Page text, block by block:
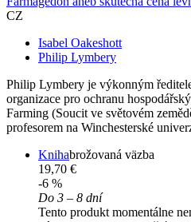
CZ
Isabel Oakeshott
Philip Lymbery
Philip Lymbery je výkonným
organizace pro ochranu
Farming (Soucit ve světovém
profesorem na Winchesterské
Knihabrožovaná väzba
19,70 €
-6 %
Do 3 – 8 dní
Tento produkt momentálne